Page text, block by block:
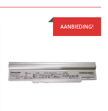
AANBIEDING!